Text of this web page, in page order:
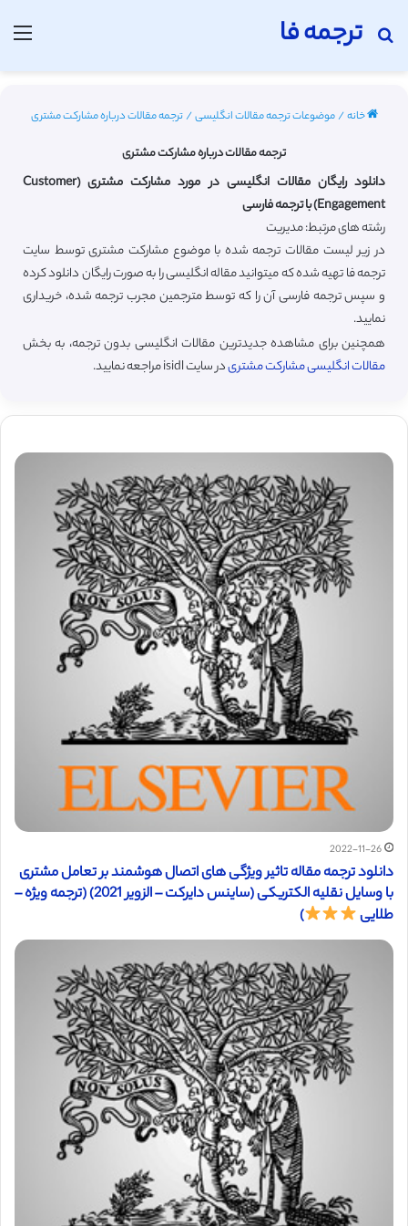
ترجمه فا
جستجو برای
خانه/موضوعات ترجمه مقالات انگلیسی/ترجمه مقالات درباره مشارکت مشتری
ترجمه مقالات درباره مشارکت مشتری
دانلود رایگان مقالات انگلیسی در مورد مشارکت مشتری (Customer
Engagement) با ترجمه فارسی
رشته های مرتبط: مدیریت
در زیر لیست مقالات ترجمه شده با موضوع مشارکت مشتری توسط سایت
ترجمه فا تهیه شده که میتوانید مقاله انگلیسی را به صورت رایگان دانلود کرده
و سپس ترجمه فارسی آن را که توسط مترجمین مجرب ترجمه شده، خریداری
نمایید.
همچنین برای مشاهده جدیدترین مقالات انگلیسی بدون ترجمه، به بخش
مقالات انگلیسی مشارکت مشتریدر سایت isidl مراجعه نمایید.
2022-11-26
دانلود ترجمه مقاله تاثیر ویژگی های اتصال هوشمند بر تعامل مشتری
با وسایل نقلیه الکتریکی (ساینس دایرکت – الزویر 2021) (ترجمه ویژه –
طلایی
)